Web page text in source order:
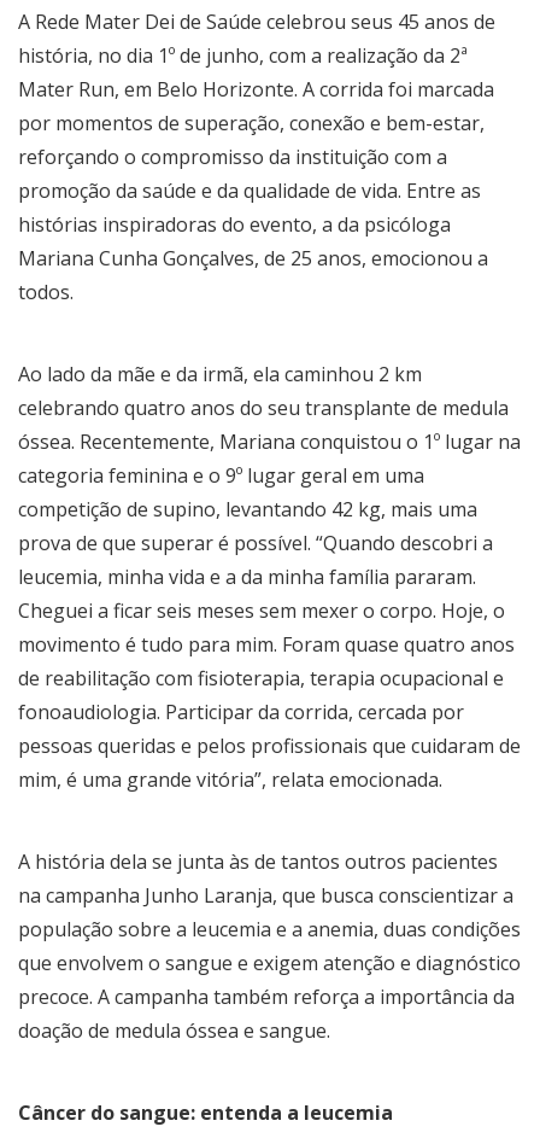
A Rede Mater Dei de Saúde celebrou seus 45 anos de
história, no dia 1º de junho, com a realização da 2ª
Mater Run, em Belo Horizonte. A corrida foi marcada
por momentos de superação, conexão e bem-estar,
reforçando o compromisso da instituição com a
promoção da saúde e da qualidade de vida. Entre as
histórias inspiradoras do evento, a da psicóloga
Mariana Cunha Gonçalves, de 25 anos, emocionou a
todos.
Ao lado da mãe e da irmã, ela caminhou 2 km
celebrando quatro anos do seu transplante de medula
óssea. Recentemente, Mariana conquistou o 1º lugar na
categoria feminina e o 9º lugar geral em uma
competição de supino, levantando 42 kg, mais uma
prova de que superar é possível. “Quando descobri a
leucemia, minha vida e a da minha família pararam.
Cheguei a ficar seis meses sem mexer o corpo. Hoje, o
movimento é tudo para mim. Foram quase quatro anos
de reabilitação com fisioterapia, terapia ocupacional e
fonoaudiologia. Participar da corrida, cercada por
pessoas queridas e pelos profissionais que cuidaram de
mim, é uma grande vitória”, relata emocionada.
A história dela se junta às de tantos outros pacientes
na campanha Junho Laranja, que busca conscientizar a
população sobre a leucemia e a anemia, duas condições
que envolvem o sangue e exigem atenção e diagnóstico
precoce. A campanha também reforça a importância da
doação de medula óssea e sangue.
Câncer do sangue: entenda a leucemia